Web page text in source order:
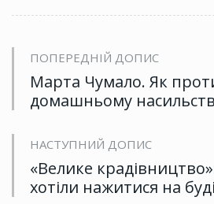
ПОПЕРЕДНІЙ ДОПИС
Марта Чумало. Як
домашньому
НАСТУПНИЙ ДОПИС
«Велике
хотіли нажитися на